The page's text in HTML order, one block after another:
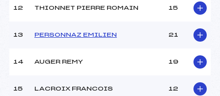
12 THIONNET PIERRE ROMAIN 15
13 PERSONNAZ EMILIEN 21
14 AUGER REMY 19
15 LACROIX FRANCOIS 12